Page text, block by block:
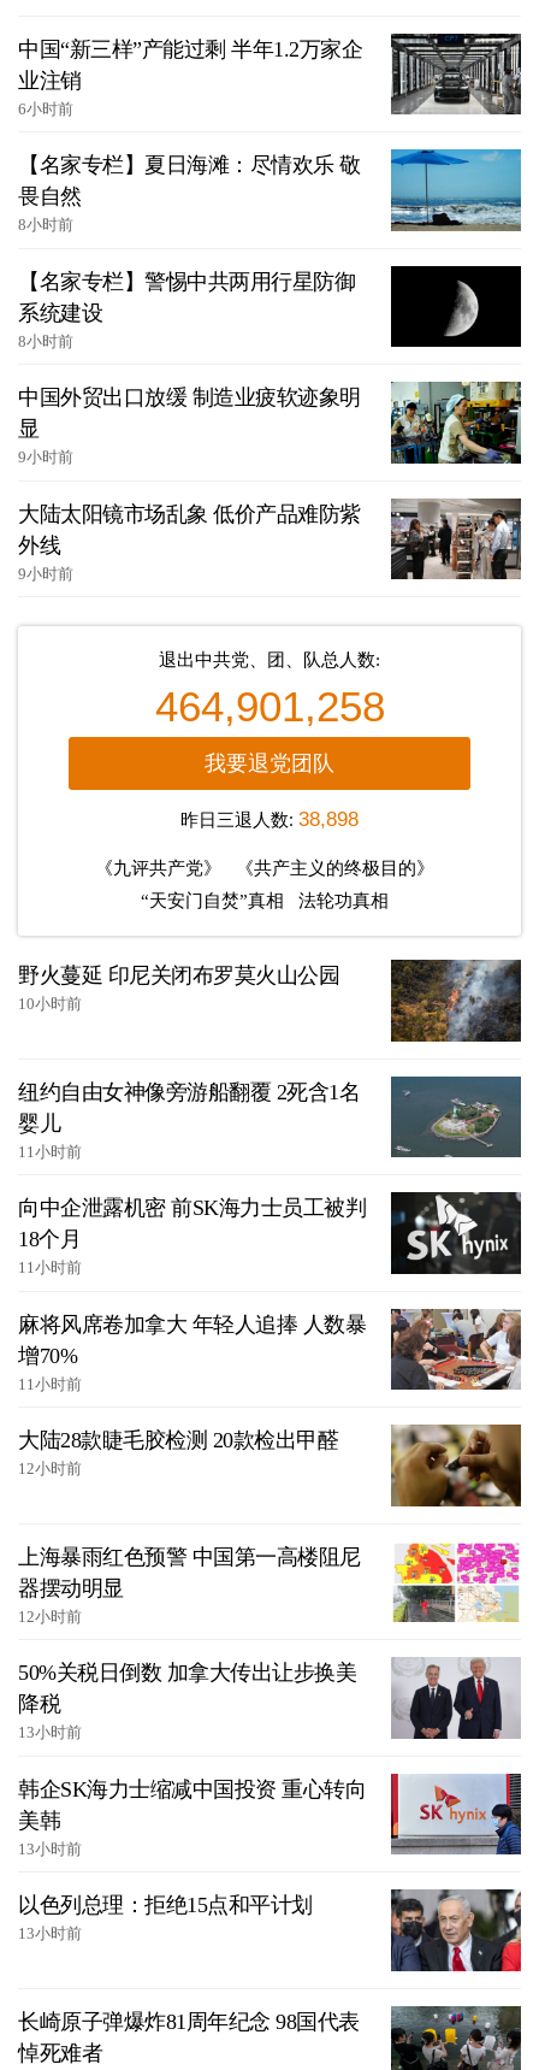
中国“新三样”产能过剩 半年1.2万家企
业注销
6小时前
【名家专栏】夏日海滩：尽情欢乐 敬
畏自然
8小时前
【名家专栏】警惕中共两用行星防御
系统建设
8小时前
中国外贸出口放缓 制造业疲软迹象明
显
9小时前
大陆太阳镜市场乱象 低价产品难防紫
外线
9小时前
退出中共党、团、队总人数:
464,901,258
我要退党团队
昨日三退人数: 38,898
《九评共产党》
《共产主义的终极目的》
“天安门自焚”真相
法轮功真相
野火蔓延 印尼关闭布罗莫火山公园
10小时前
纽约自由女神像旁游船翻覆 2死含1名
婴儿
11小时前
向中企泄露机密 前SK海力士员工被判
18个月
11小时前
麻将风席卷加拿大 年轻人追捧 人数暴
增70%
11小时前
大陆28款睫毛胶检测 20款检出甲醛
12小时前
上海暴雨红色预警 中国第一高楼阻尼
器摆动明显
12小时前
50%关税日倒数 加拿大传出让步换美
降税
13小时前
韩企SK海力士缩减中国投资 重心转向
美韩
13小时前
以色列总理：拒绝15点和平计划
13小时前
长崎原子弹爆炸81周年纪念 98国代表
悼死难者